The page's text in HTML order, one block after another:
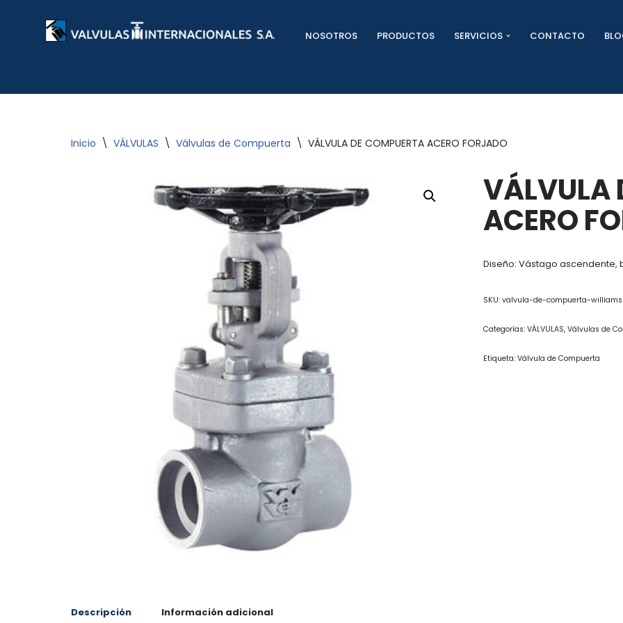
NOSOTROS PRODUCTOS SERVICIOS CONTACTO
Inicio \ VÁLVULAS \ Válvulas de Compuerta \ VÁLVULA DE COMPUERTA ACERO FORJADO
VÁLVULA
ACERO
Diseño: Vástago ascendente,
SKU: valvula-de-compuerta-williams
Categorías: VÁLVULAS, Válvulas de
Etiqueta: Válvula de Compuerta
Descripción Información adicional